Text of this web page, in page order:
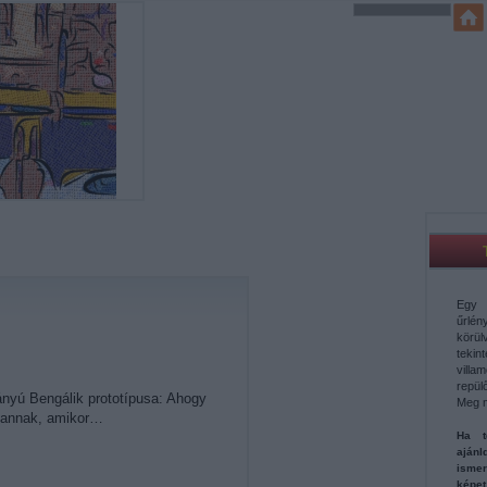
Egy
Meg
Ha
Bengálik prototípusa: Ahogy
amikor…